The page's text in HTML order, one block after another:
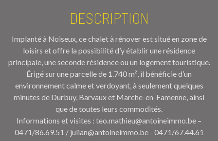
DESCRIPTION
Implanté à Noiseux, ce chalet à rénover est situé en zone de
loisirs et offre la possibilité d’y établir une résidence
principale, une seconde résidence ou un logement touristique.
Érigé sur une parcelle de 1.740 m², il bénéficie d’un
environnement calme et verdoyant, à seulement quelques
minutes de Durbuy, Barvaux et Marche-en-Famenne, ainsi
que de toutes leurs commodités.
Informations et visites : teo.mathieu@antoineimmo.be –
0471/86.69.51 / julian@antoineimmo.be - 0471/67.44.61